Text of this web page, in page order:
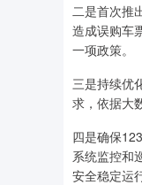
二是首次推
造成误购车
一项政策。
三是持续优
求，依据大
四是确保
系统监控和
安全稳定运